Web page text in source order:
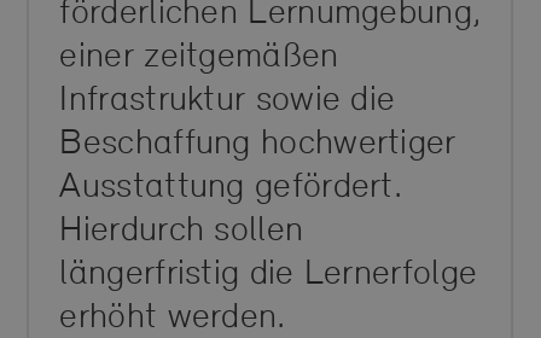
förderlichen Lernumgebung,
einer zeitgemäßen
Infrastruktur sowie die
Beschaffung hochwertiger
Ausstattung gefördert.
Hierdurch sollen
längerfristig die Lernerfolge
erhöht werden.